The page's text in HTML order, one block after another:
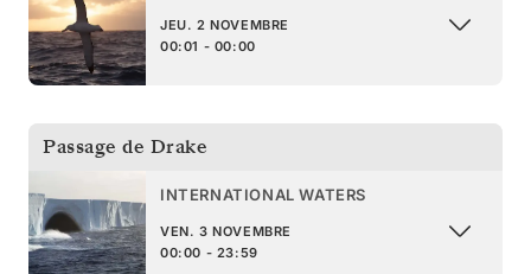
JEU. 2 NOVEMBRE
00:01 - 00:00
Passage de Drake
INTERNATIONAL WATERS
VEN. 3 NOVEMBRE
00:00 - 23:59